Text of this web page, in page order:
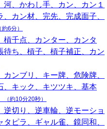
河、かわし手、カン、カン１
カン材、完先、完成面子、
（約6分）
槓千点、カンター、カンタ
待ち、槓子、槓子補正、カン
カンブリ、キー牌、危険牌、
、キック、キツツキ、基本
（約10分20秒）
逆切り、逆車輪、逆モーショ
タピラ、ギャル雀、鏡同和、